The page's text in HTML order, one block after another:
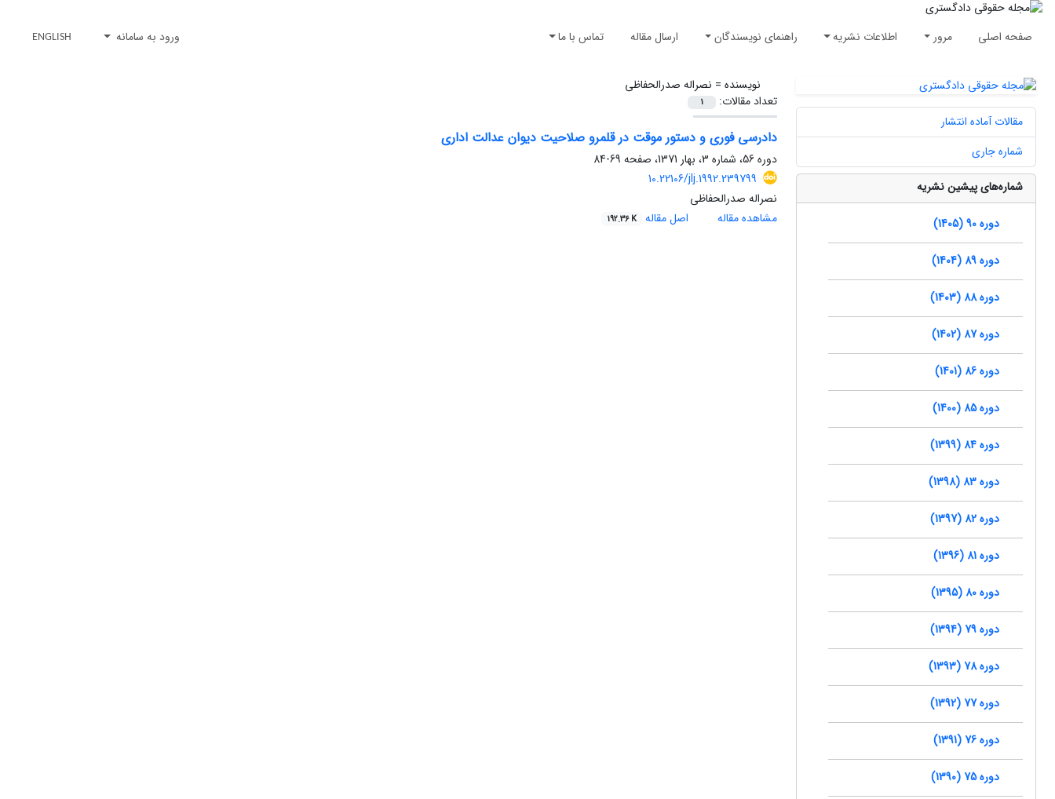
صفحه اصلی مرور اطلاعات نشریه راهنمای نویسندگان ارسال مقاله تماس با ما ورود به سامانه ENGLISH
نویسنده = نصراله صدرالحفاظی
تعداد مقالات:
1
دادرسی فوری و دستور موقت در قلمرو صلاحیت دیوان عدالت اداری
دوره 56، شماره 3، بهار 1371، صفحه
69-84
10.22106/jlj.1992.239799
نصراله صدرالحفاظی
مشاهده مقاله
اصل مقاله 192.36 K
مقالات آماده انتشار
شماره جاری
شماره‌های پیشین نشریه
دوره 90 (1405)
دوره 89 (1404)
دوره 88 (1403)
دوره 87 (1402)
دوره 86 (1401)
دوره 85 (1400)
دوره 84 (1399)
دوره 83 (1398)
دوره 82 (1397)
دوره 81 (1396)
دوره 80 (1395)
دوره 79 (1394)
دوره 78 (1393)
دوره 77 (1392)
دوره 76 (1391)
دوره 75 (1390)